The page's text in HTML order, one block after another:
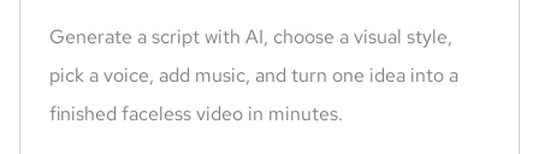
Generate a script with AI, choose a visual style,
pick a voice, add music, and turn one idea into a
finished faceless video in minutes.